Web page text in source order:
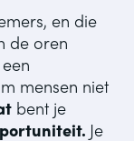
en die
de oren
mensen niet
bent je
Je